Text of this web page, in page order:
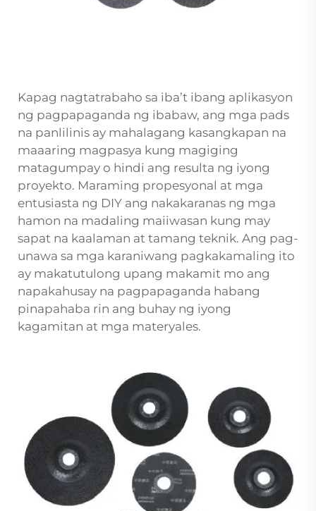
Kapag nagtatrabaho sa iba’t ibang aplikasyon
ng pagpapaganda ng ibabaw, ang mga pads
na panlilinis ay mahalagang kasangkapan na
maaaring magpasya kung magiging
matagumpay o hindi ang resulta ng iyong
proyekto. Maraming propesyonal at mga
entusiasta ng DIY ang nakakaranas ng mga
hamon na madaling maiiwasan kung may
sapat na kaalaman at tamang teknik. Ang pag-
unawa sa mga karaniwang pagkakamaling ito
ay makatutulong upang makamit mo ang
napakahusay na pagpapaganda habang
pinapahaba rin ang buhay ng iyong
kagamitan at mga materyales.